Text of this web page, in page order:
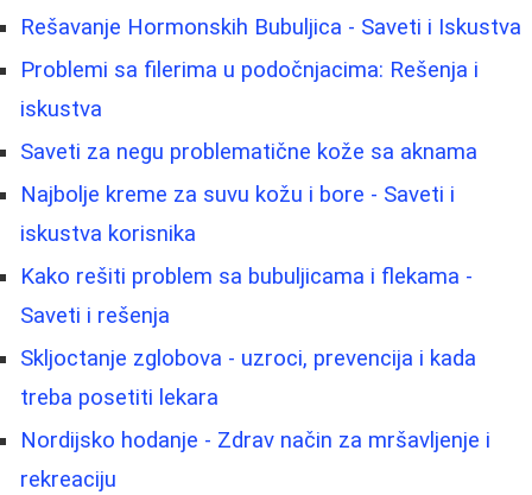
Rešavanje Hormonskih Bubuljica - Saveti i Iskustva
Problemi sa filerima u podočnjacima: Rešenja i
iskustva
Saveti za negu problematične kože sa aknama
Najbolje kreme za suvu kožu i bore - Saveti i
iskustva korisnika
Kako rešiti problem sa bubuljicama i flekama -
Saveti i rešenja
Skljoctanje zglobova - uzroci, prevencija i kada
treba posetiti lekara
Nordijsko hodanje - Zdrav način za mršavljenje i
rekreaciju